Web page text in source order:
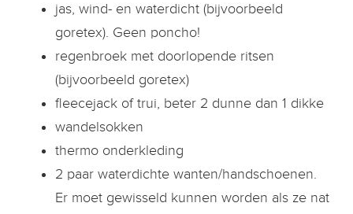
jas, wind- en waterdicht (bijvoorbeeld
goretex). Geen poncho!
regenbroek met doorlopende ritsen
(bijvoorbeeld goretex)
fleecejack of trui, beter 2 dunne dan 1 dikke
wandelsokken
thermo onderkleding
2 paar waterdichte wanten/handschoenen.
Er moet gewisseld kunnen worden als ze nat